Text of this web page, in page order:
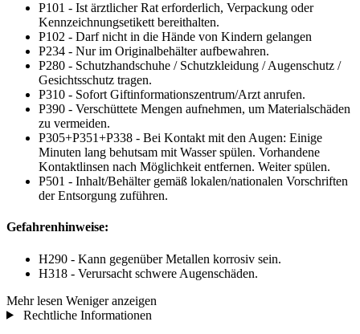
P101 - Ist ärztlicher Rat erforderlich, Verpackung oder
Kennzeichnungsetikett bereithalten.
P102 - Darf nicht in die Hände von Kindern gelangen
P234 - Nur im Originalbehälter aufbewahren.
P280 - Schutzhandschuhe / Schutzkleidung / Augenschutz /
Gesichtsschutz tragen.
P310 - Sofort Giftinformationszentrum/Arzt anrufen.
P390 - Verschüttete Mengen aufnehmen, um Materialschäden
zu vermeiden.
P305+P351+P338 - Bei Kontakt mit den Augen: Einige
Minuten lang behutsam mit Wasser spülen. Vorhandene
Kontaktlinsen nach Möglichkeit entfernen. Weiter spülen.
P501 - Inhalt/Behälter gemäß lokalen/nationalen Vorschriften
der Entsorgung zuführen.
Gefahrenhinweise:
H290 - Kann gegenüber Metallen korrosiv sein.
H318 - Verursacht schwere Augenschäden.
Mehr lesen Weniger anzeigen
Rechtliche Informationen